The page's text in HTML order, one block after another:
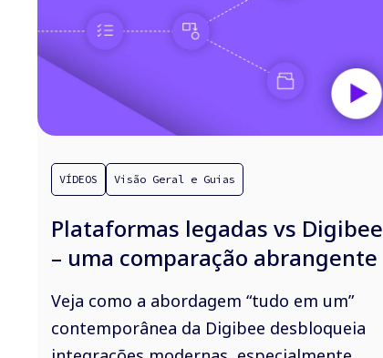
VÍDEOS Visão Geral e Guias
Plataformas legadas vs Digibee
– uma comparação abrangente
Veja como a abordagem “tudo em um”
contemporânea da Digibee desbloqueia